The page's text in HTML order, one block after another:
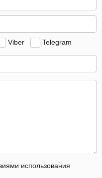
Viber Telegram
использования